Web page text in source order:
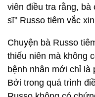
viên điều tra rằng, bà
sĩ” Russo tiêm vắc
Chuyện bà Russo
thiếu niên mà không
bệnh nhân mới chỉ là
Bởi trong quá trình